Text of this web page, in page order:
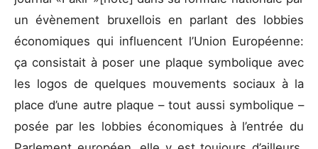
un évènement bruxellois en parlant des lobbies
économiques qui influencent l’Union Européenne:
ça consistait à poser une plaque symbolique avec
les logos de quelques mouvements sociaux à la
place d’une autre plaque – tout aussi symbolique –
posée par les lobbies économiques à l’entrée du